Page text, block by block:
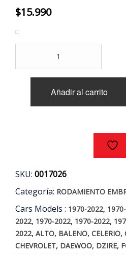
$15.990
CHANGAN
Añadir al carrito
SKU: 0017026
Categoría: RODAMIENTO
Cars Models : 1970-2022,
2022, 1970-2022, 1970-2022,
2022, ALTO, BALENO, CELERIO,
CHEVROLET, DAEWOO, DZIRE,